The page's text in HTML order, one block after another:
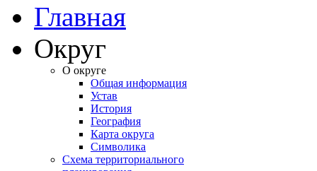
Главная
Округ
О округе
Общая информация
Устав
История
География
Карта округа
Символика
Схема территориального